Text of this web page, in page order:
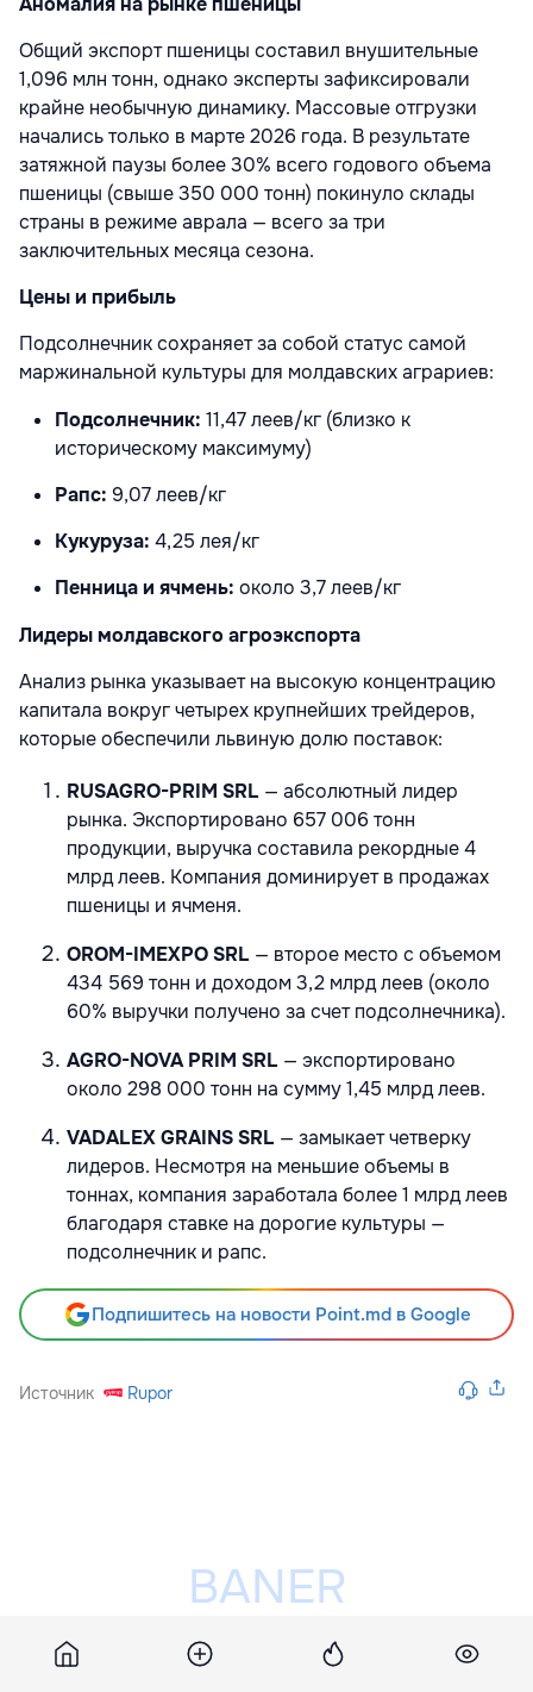
Общий экспорт пшеницы составил внушительные
1,096 млн тонн, однако эксперты зафиксировали
крайне необычную динамику. Массовые отгрузки
начались только в марте 2026 года. В результате
затяжной паузы более 30% всего годового объема
пшеницы (свыше 350 000 тонн) покинуло склады
страны в режиме аврала — всего за три
заключительных месяца сезона.
Цены и прибыль
Подсолнечник сохраняет за собой статус самой
маржинальной культуры для молдавских аграриев:
Подсолнечник: 11,47 леев/кг (близко к
историческому максимуму)
Рапс: 9,07 леев/кг
Кукуруза: 4,25 лея/кг
Пенница и ячмень: около 3,7 леев/кг
Лидеры молдавского агроэкспорта
Анализ рынка указывает на высокую концентрацию
капитала вокруг четырех крупнейших трейдеров,
которые обеспечили львиную долю поставок:
RUSAGRO-PRIM SRL — абсолютный лидер
рынка. Экспортировано 657 006 тонн
продукции, выручка составила рекордные 4
млрд леев. Компания доминирует в продажах
пшеницы и ячменя.
OROM-IMEXPO SRL — второе место с объемом
434 569 тонн и доходом 3,2 млрд леев (около
60% выручки получено за счет подсолнечника).
AGRO-NOVA PRIM SRL — экспортировано
около 298 000 тонн на сумму 1,45 млрд леев.
VADALEX GRAINS SRL — замыкает четверку
лидеров. Несмотря на меньшие объемы в
тоннах, компания заработала более 1 млрд леев
благодаря ставке на дорогие культуры —
подсолнечник и рапс.
Подпишитесь на новости Point.md в Google
Источник Rupor